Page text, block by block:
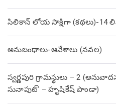
సిలికాన్ లోయ సాక్షిగా (కథలు)-14
అనుబంధాలు-ఆవేశాలు (నవల)
స్వర్ణపురి గ్రామస్థులు – 2
సునాపుట్’ – హృషికేష్ పాండా)